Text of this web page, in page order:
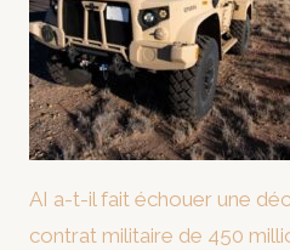
AI a-t-il fait échouer une
contrat militaire de 450